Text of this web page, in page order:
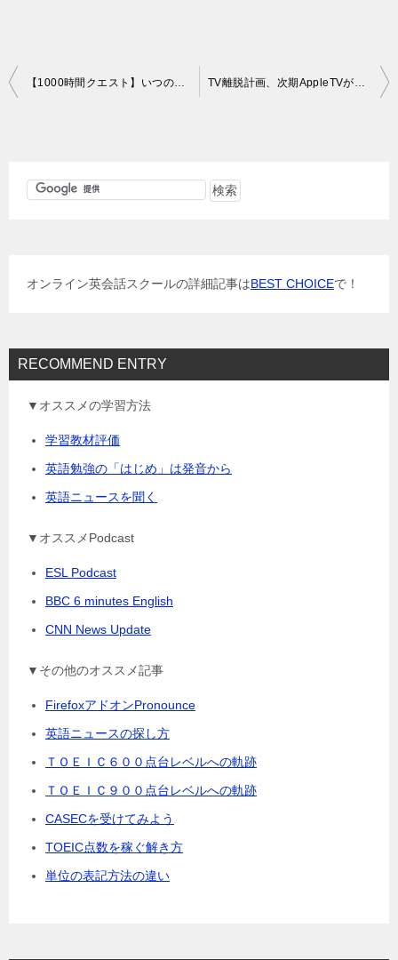
投
オンライン英会話スクールの詳細記事はBEST CHOICEで！
RECOMMEND ENTRY
▼オススメの学習方法
学習教材評価
英語勉強の「はじめ」は発音から
英語ニュースを聞く
▼オススメPodcast
ESL Podcast
BBC 6 minutes English
CNN News Update
▼その他のオススメ記事
FirefoxアドオンPronounce
英語ニュースの探し方
ＴＯＥＩＣ６００点台レベルへの軌跡
ＴＯＥＩＣ９００点台レベルへの軌跡
CASECを受けてみよう
TOEIC点数を稼ぐ解き方
単位の表記方法の違い